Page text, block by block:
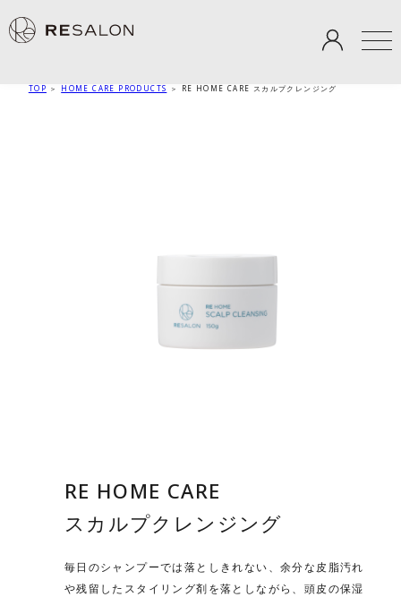
TOP ＞ HOME CARE PRODUCTS ＞ RE HOME CARE スカルプクレンジング
RE HOME CARE
スカルプクレンジング
毎日のシャンプーでは落としきれない、余分な皮脂汚れ
や残留したスタイリング剤を落としながら、頭皮の保湿